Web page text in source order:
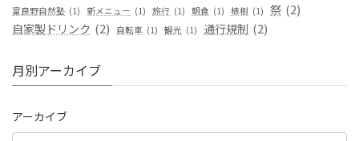
富良野自然塾 (1) 新メニュー (1) 旅行 (1) 朝食 (1) 植樹 (1) 祭 (2)
自家製ドリンク (2) 自転車 (1) 観光 (1) 通行規制 (2)
月別アーカイブ
アーカイブ